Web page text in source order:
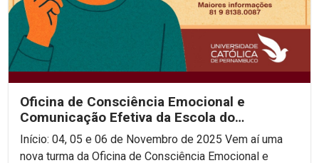
Oficina de Consciência Emocional e
Comunicação Efetiva da Escola do
Consenso!
Início: 04, 05 e 06 de Novembro de 2025 Vem aí uma
nova turma da Oficina de Consciência Emocional e